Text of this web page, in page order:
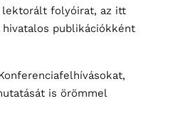
lektorált folyóirat, az itt
publikációkként
is örömmel